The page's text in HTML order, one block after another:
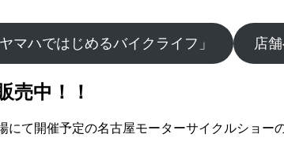
マハではじめるバイクライフ」 店
売中！！
て開催予定の名古屋モーターサイクルショー